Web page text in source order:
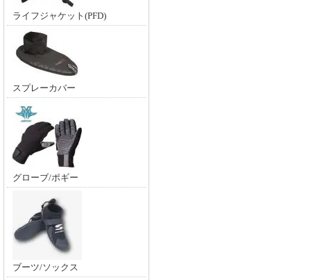
ライフジャケット(PFD)
スプレーカバー
グローブ/ポギー
ブーツ/ソックス